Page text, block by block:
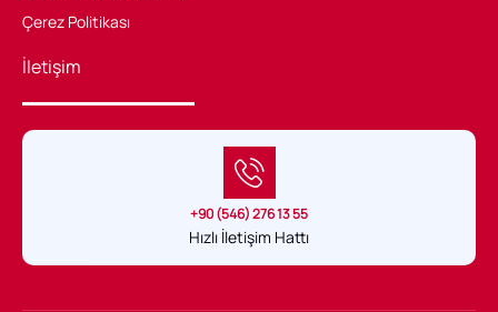
Çerez Politikası
İletişim
+90 (546) 276 13 55
Hızlı İletişim Hattı